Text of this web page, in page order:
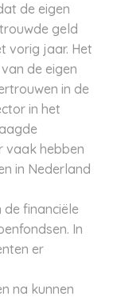
de eigen
geld
vorig jaar. Het
de eigen
in de
in het
vaak hebben
in Nederland
de financiële
In
er
na kunnen